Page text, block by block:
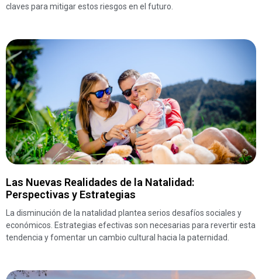
claves para mitigar estos riesgos en el futuro.
Las Nuevas Realidades de la Natalidad:
Perspectivas y Estrategias
La disminución de la natalidad plantea serios desafíos sociales y
económicos. Estrategias efectivas son necesarias para revertir esta
tendencia y fomentar un cambio cultural hacia la paternidad.